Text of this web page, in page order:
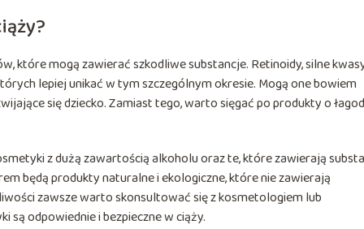
które mogą zawierać szkodliwe substancje. Retinoidy, silne
lepiej unikać w tym szczególnym okresie. Mogą one bowiem
się dziecko. Zamiast tego, warto sięgać po produkty o
z dużą zawartością alkoholu oraz te, które zawierają
będą produkty naturalne i ekologiczne, które nie zawierają
zawsze warto skonsultować się z kosmetologiem lub
są odpowiednie i bezpieczne w ciąży.